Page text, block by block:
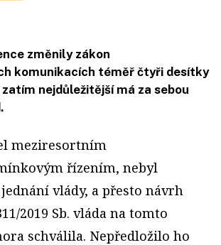
změnily zákon
komunikacích téměř čtyři desítky
nejdůležitější má za sebou
meziresortním
řízením, nebyl
vlády, a přesto návrh
2019 Sb. vláda na tomto
schválila. Nepředložilo ho